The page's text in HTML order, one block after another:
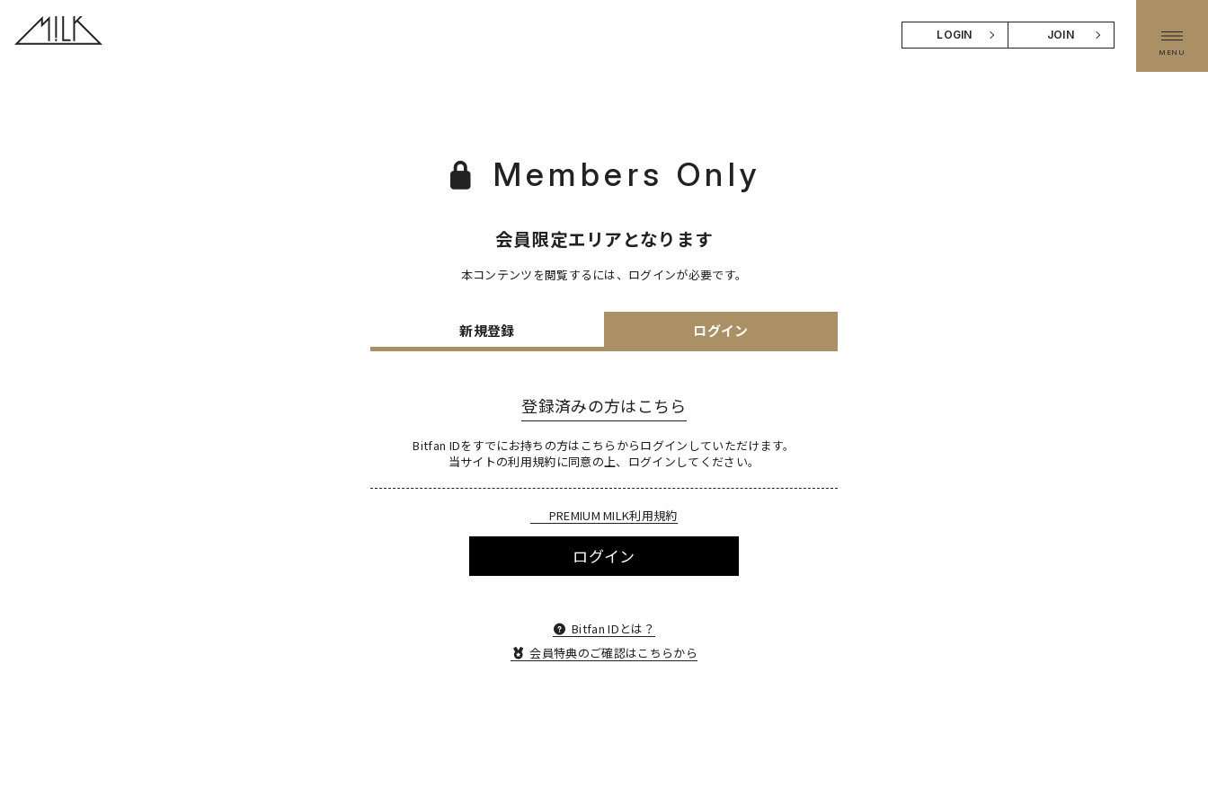
LOGIN JOIN
MENU
Members Only
会員限定エリアとなります
本コンテンツを閲覧するには、ログインが必要です。
新規登録 ログイン
登録済みの方はこちら
Bitfan IDをすでにお持ちの方はこちらからログインしていただけます。
当サイトの利用規約に同意の上、ログインしてください。
PREMIUM MILK利用規約
ログイン
Bitfan IDとは？
会員特典のご確認はこちらから